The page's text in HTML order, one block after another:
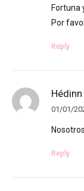
Fortuna
Por
Reply
01/01/
Reply